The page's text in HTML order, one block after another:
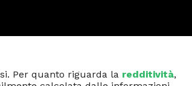
Per quanto riguarda la redditività,